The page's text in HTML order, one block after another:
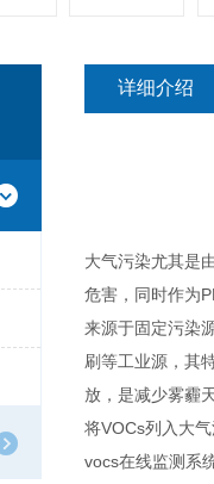
详细介绍
大气污染尤其是
危害，同时作为
来源于固定污染
刷等工业源，其
放，是减少雾霾
将VOCs列入大气
vocs在线监测系